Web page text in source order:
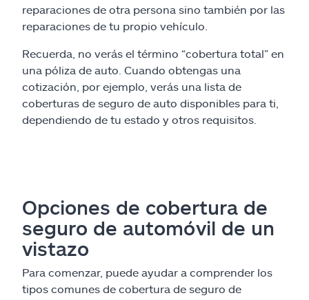
reparaciones de otra persona sino también por las
reparaciones de tu propio vehículo.
Recuerda, no verás el término “cobertura total” en
una póliza de auto. Cuando obtengas una
cotización, por ejemplo, verás una lista de
coberturas de seguro de auto disponibles para ti,
dependiendo de tu estado y otros requisitos.
Opciones de cobertura de
seguro de automóvil de un
vistazo
Para comenzar, puede ayudar a comprender los
tipos comunes de cobertura de seguro de